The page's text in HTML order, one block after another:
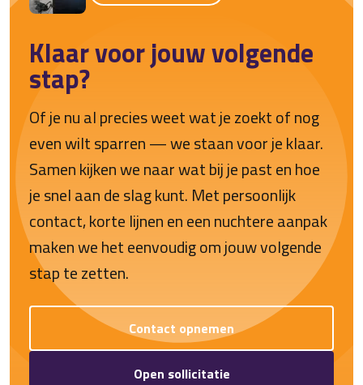
Klaar voor jouw volgende
stap?
Of je nu al precies weet wat je zoekt of nog
even wilt sparren — we staan voor je klaar.
Samen kijken we naar wat bij je past en hoe
je snel aan de slag kunt. Met persoonlijk
contact, korte lijnen en een nuchtere aanpak
maken we het eenvoudig om jouw volgende
stap te zetten.
Contact opnemen
Open sollicitatie